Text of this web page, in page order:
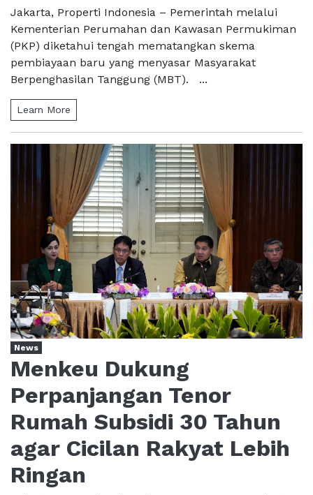
Jakarta, Properti Indonesia – Pemerintah melalui
Kementerian Perumahan dan Kawasan Permukiman
(PKP) diketahui tengah mematangkan skema
pembiayaan baru yang menyasar Masyarakat
Berpenghasilan Tanggung (MBT). ...
Learn More
News
Menkeu Dukung
Perpanjangan Tenor
Rumah Subsidi 30 Tahun
agar Cicilan Rakyat Lebih
Ringan